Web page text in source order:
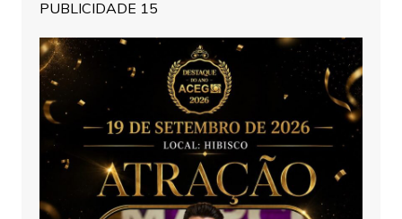
PUBLICIDADE 15